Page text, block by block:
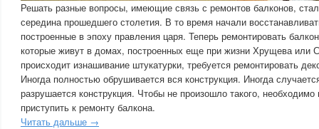
Решать разные вопросы, имеющие связь с ремонтов балконов,
середина прошедшего столетия. В то время начали
построенные в эпоху правления царя. Теперь ремонтировать
которые живут в домах, построенных еще при жизни Хрущева или
происходит изнашивание штукатурки, требуется ремонтировать
Иногда полностью обрушивается вся конструкция. Иногда
разрушается конструкция. Чтобы не произошло такого,
приступить к ремонту балкона.
Читать дальше →